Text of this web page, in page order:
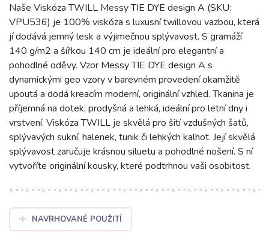
Naše Viskóza TWILL Messy TIE DYE design A (SKU:
VPU536) je 100% viskóza s luxusní twillovou vazbou, která
jí dodává jemný lesk a výjimečnou splývavost. S gramáží
140 g/m2 a šířkou 140 cm je ideální pro elegantní a
pohodlné oděvy. Vzor Messy TIE DYE design A s
dynamickými geo vzory v barevném provedení okamžitě
upoutá a dodá kreacím moderní, originální vzhled. Tkanina je
příjemná na dotek, prodyšná a lehká, ideální pro letní dny i
vrstvení. Viskóza TWILL je skvělá pro šití vzdušných šatů,
splývavých sukní, halenek, tunik či lehkých kalhot. Její skvělá
splývavost zaručuje krásnou siluetu a pohodlné nošení. S ní
vytvoříte originální kousky, které podtrhnou vaši osobitost.
NAVRHOVANÉ POUŽITÍ